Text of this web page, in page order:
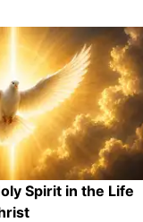
Spirit in the Life